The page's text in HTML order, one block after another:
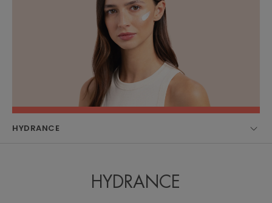
HYDRANCE
HYDRANCE